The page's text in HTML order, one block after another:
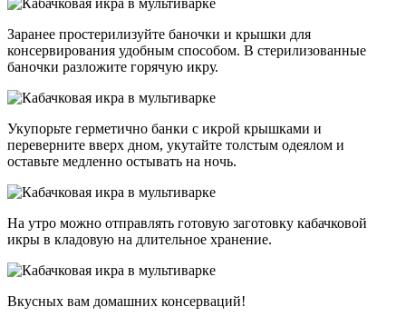
Заранее простерилизуйте баночки и крышки для
консервирования удобным способом. В стерилизованные
баночки разложите горячую икру.
Укупорьте герметично банки с икрой крышками и
переверните вверх дном, укутайте толстым одеялом и
оставьте медленно остывать на ночь.
На утро можно отправлять готовую заготовку кабачковой
икры в кладовую на длительное хранение.
Вкусных вам домашних консерваций!